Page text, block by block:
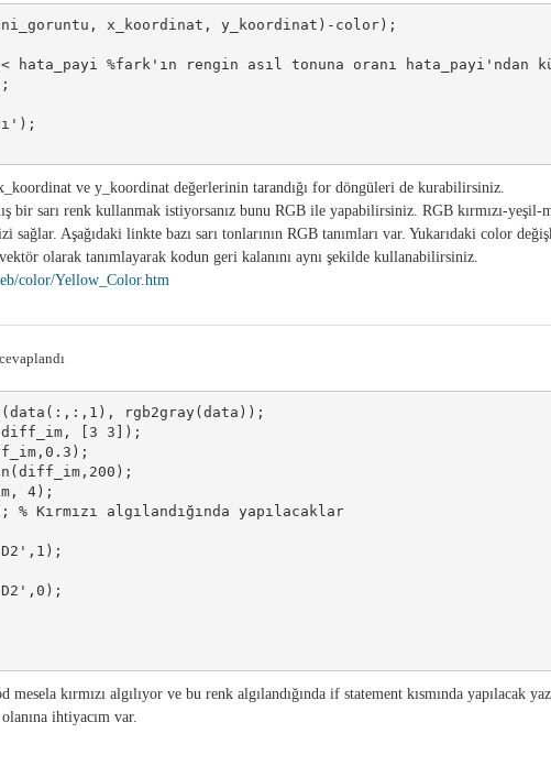
x_koordinat, y_koordinat)-color);
%fark'ın rengin asıl tonuna oranı hata_payi'ndan
ve y_koordinat değerlerinin tarandığı for döngüleri de kurabilirsiniz.
bir sarı renk kullanmak istiyorsanız bunu RGB ile yapabilirsiniz. RGB kırmızı-yeşil-
sağlar. Aşağıdaki linkte bazı sarı tonlarının RGB tanımları var. Yukarıdaki color
olarak tanımlayarak kodun geri kalanını aynı şekilde kullanabilirsiniz.
color/Yellow_Color.htm
rgb2gray(data));
[3 3]);
4);
% Kırmızı algılandığında yapılacaklar
kırmızı algılıyor ve bu renk algılandığında if statement kısmında yapılacak
ihtiyacım var.